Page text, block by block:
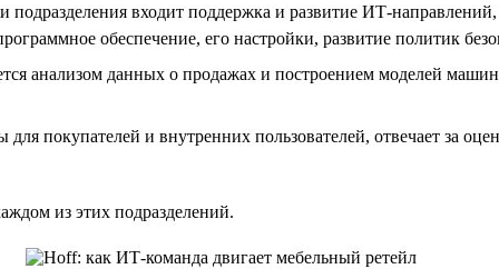
подразделения входит поддержка и развитие ИТ-
обеспечение, его настройки, развитие политик
анализом данных о продажах и построением моделей
покупателей и внутренних пользователей, отвечает за
из этих подразделений.